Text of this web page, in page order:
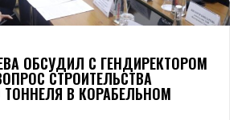
ОБСУДИЛ С ГЕНДИРЕКТОРОМ
ВОПРОС СТРОИТЕЛЬСТВА
В КОРАБЕЛЬНОМ